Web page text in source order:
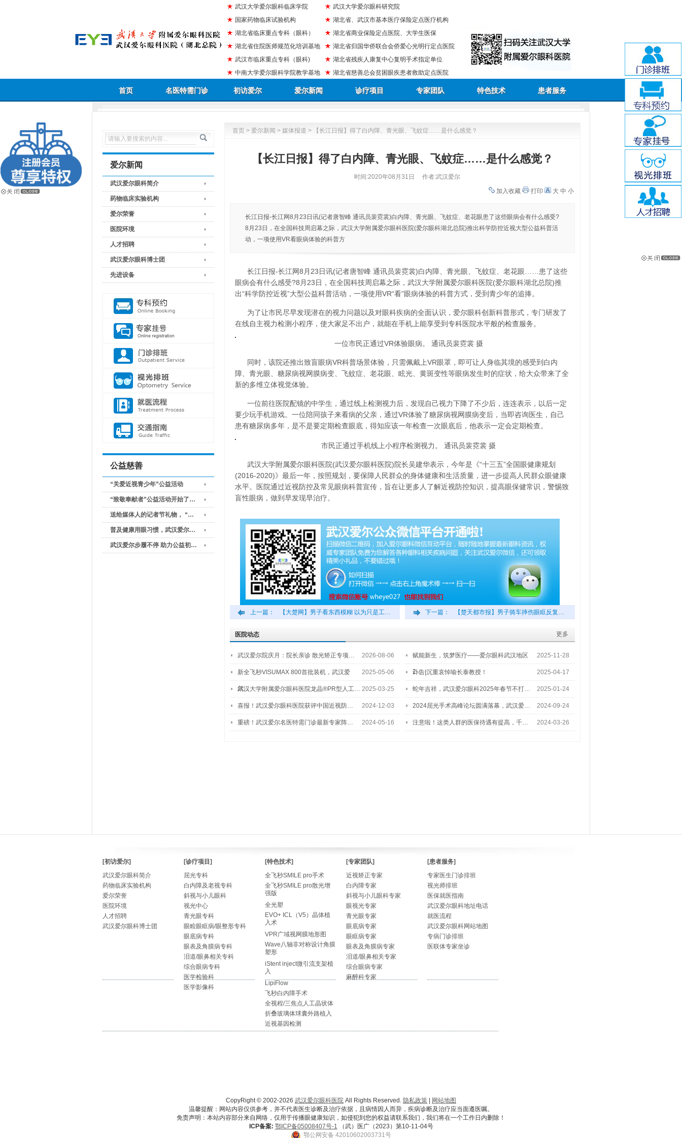
武汉大学爱尔眼科临床学院
国家药物临床试验机构
湖北省临床重点专科（眼科）
湖北省住院医师规范化培训基地
武汉市临床重点专科（眼科)
中南大学爱尔眼科学院教学基地
武汉大学爱尔眼科研究院
湖北省、武汉市基本医疗保险定点医疗机构
湖北省商业保险定点医院、大学生医保
湖北省归国华侨联合会侨爱心光明行定点医院
湖北省残疾人康复中心复明手术指定单位
湖北省慈善总会贫困眼疾患者救助定点医院
首页 名医特需门诊 初访爱尔 爱尔新闻 诊疗项目 专家团队 特色技术 患者服务
爱尔新闻
武汉爱尔眼科简介
药物临床实验机构
爱尔荣誉
医院环境
人才招聘
武汉爱尔眼科博士团
先进设备
公益慈善
“关爱近视青少年”公益活动
“致敬奉献者”公益活动开始了…
送给媒体人的记者节礼物， “…
普及健康用眼习惯，武汉爱尔…
武汉爱尔步履不停 助力公益初…
首页 > 爱尔新闻 > 媒体报道 > 【长江日报】得了白内障、青光眼、飞蚊症……是什么感觉？
【长江日报】得了白内障、青光眼、飞蚊症……是什么感觉？
时间:2020年08月31日
作者:武汉爱尔
加入收藏
打印 大 中 小
长江日报-长江网8月23日讯(记者唐智峰 通讯员裴霓裳)白内障、青光眼、飞蚊症、老花眼患了这些眼病会有什么感受?
8月23日，在全国科技周启幕之际，武汉大学附属爱尔眼科医院(爱尔眼科湖北总院)推出科学防控近视大型公益科普活
动，一项使用VR看眼病体验的科普方
长江日报-长江网8月23日讯(记者唐智峰 通讯员裴霓裳)白内障、青光眼、飞蚊症、老花眼……患了这些
眼病会有什么感受?8月23日，在全国科技周启幕之际，武汉大学附属爱尔眼科医院(爱尔眼科湖北总院)推
出“科学防控近视”大型公益科普活动，一项使用VR“看”眼病体验的科普方式，受到青少年的追捧。
为了让市民尽早发现潜在的视力问题以及对眼科疾病的全面认识，爱尔眼科创新科普形式，专门研发了
在线自主视力检测小程序，使大家足不出户，就能在手机上能享受到专科医院水平般的检查服务。
一位市民正通过VR体验眼病。 通讯员裴霓裳 摄
同时，该院还推出致盲眼病VR科普场景体验，只需佩戴上VR眼罩，即可让人身临其境的感受到白内
障、青光眼、糖尿病视网膜病变、飞蚊症、老花眼、眩光、黄斑变性等眼病发生时的症状，给大众带来了全
新的多维立体视觉体验。
一位前往医院配镜的中学生，通过线上检测视力后，发现自己视力下降了不少后，连连表示，以后一定
要少玩手机游戏。一位陪同孩子来看病的父亲，通过VR体验了糖尿病视网膜病变后，当即咨询医生，自己
患有糖尿病多年，是不是要定期检查眼底，得知应该一年检查一次眼底后，他表示一定会定期检查。
市民正通过手机线上小程序检测视力。 通讯员裴霓裳 摄
武汉大学附属爱尔眼科医院(武汉爱尔眼科医院)院长吴建华表示，今年是《“十三五”全国眼健康规划
(2016-2020)》最后一年，按照规划，要保障人民群众的身体健康和生活质量，进一步提高人民群众眼健康
水平。医院通过近视防控及常见眼病科普宣传，旨在让更多人了解近视防控知识，提高眼保健常识，警惕致
盲性眼病，做到早发现早治疗。
上一篇： 【大楚网】男子看东西模糊 以为只是工… 下一篇： 【楚天都市报】男子骑车摔伤眼眶反复…
更多
医院动态
武汉爱尔院庆月：院长亲诊 散光矫正专项… 2026-08-06 赋能新生，筑梦医疗——爱尔眼科武汉地区
2…
2025-11-28
新全飞秒VISUMAX 800首批装机，武汉爱
尔…
2025-05-06 讣告|沉重哀悼喻长泰教授！ 2025-04-17
武汉大学附属爱尔眼科医院龙晶®PR型人工… 2025-03-25 蛇年吉祥，武汉爱尔眼科2025年春节不打… 2025-01-24
喜报！武汉爱尔眼科医院获评中国近视防… 2024-12-03 2024屈光手术高峰论坛圆满落幕，武汉爱… 2024-09-24
重磅！武汉爱尔名医特需门诊最新专家阵… 2024-05-16 注意啦！这类人群的医保待遇有提高，千… 2024-03-26
[初访爱尔]
武汉爱尔眼科简介
药物临床实验机构
爱尔荣誉
医院环境
人才招聘
武汉爱尔眼科博士团
[诊疗项目]
屈光专科
白内障及老视专科
斜视与小儿眼科
视光中心
青光眼专科
眼睑眼眶病/眼整形专科
眼底病专科
眼表及角膜病专科
泪道/眼鼻相关专科
综合眼病专科
医学检验科
医学影像科
[特色技术]
全飞秒SMILE pro手术
全飞秒SMILE pro散光增
强版
全光塑
EVO+ ICL（V5）晶体植
入术
VPR广域视网膜地形图
Wave八轴非对称设计角膜
塑形
iStent inject微引流支架植
入
LipiFlow
飞秒白内障手术
全视程/三焦点人工晶状体
折叠玻璃体球囊外路植入
近视基因检测
[专家团队]
近视矫正专家
白内障专家
斜视与小儿眼科专家
眼视光专家
青光眼专家
眼底病专家
眼眶病专家
眼表及角膜病专家
泪道/眼鼻相关专家
综合眼病专家
麻醉科专家
[患者服务]
专家医生门诊排班
视光师排班
医保就医指南
武汉爱尔眼科地址电话
就医流程
武汉爱尔眼科网站地图
专病门诊排班
医联体专家坐诊
CopyRight © 2002-2026 武汉爱尔眼科医院 All Rights Reserved. 隐私政策
网站地图
温馨提醒：网站内容仅供参考，并不代表医生诊断及治疗依据，且病情因人而异，疾病诊断及治疗应当面遵医嘱。
免责声明：本站内容部分来自网络，仅用于传播眼健康知识，如侵犯到您的权益请联系我们，我们将在一个工作日内删除！
ICP备案: 鄂ICP备05008407号-1 （武）医广（2023）第10-11-04号
鄂公网安备 42010602003731号